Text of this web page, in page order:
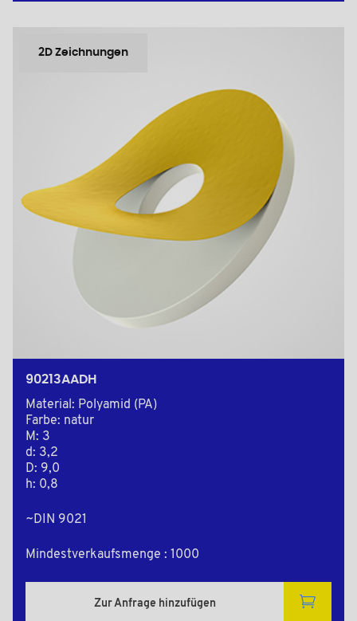
2D Zeichnungen
90213AADH
Material: Polyamid (PA)
Farbe: natur
M: 3
d: 3,2
D: 9,0
h: 0,8
~DIN 9021
Mindestverkaufsmenge : 1000
Zur Anfrage hinzufügen